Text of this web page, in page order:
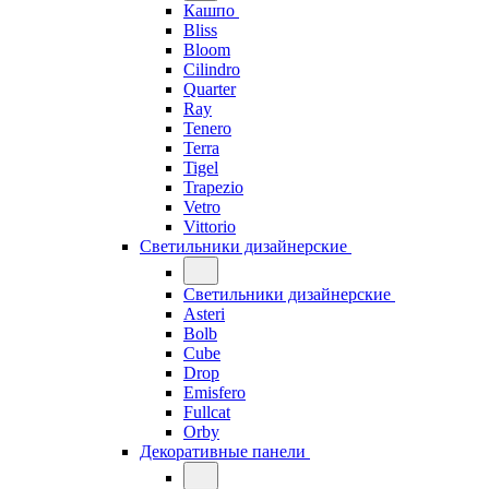
Кашпо
Bliss
Bloom
Cilindro
Quarter
Ray
Tenero
Terra
Tigel
Trapezio
Vetro
Vittorio
Светильники дизайнерские
Светильники дизайнерские
Asteri
Bolb
Cube
Drop
Emisfero
Fullcat
Orby
Декоративные панели